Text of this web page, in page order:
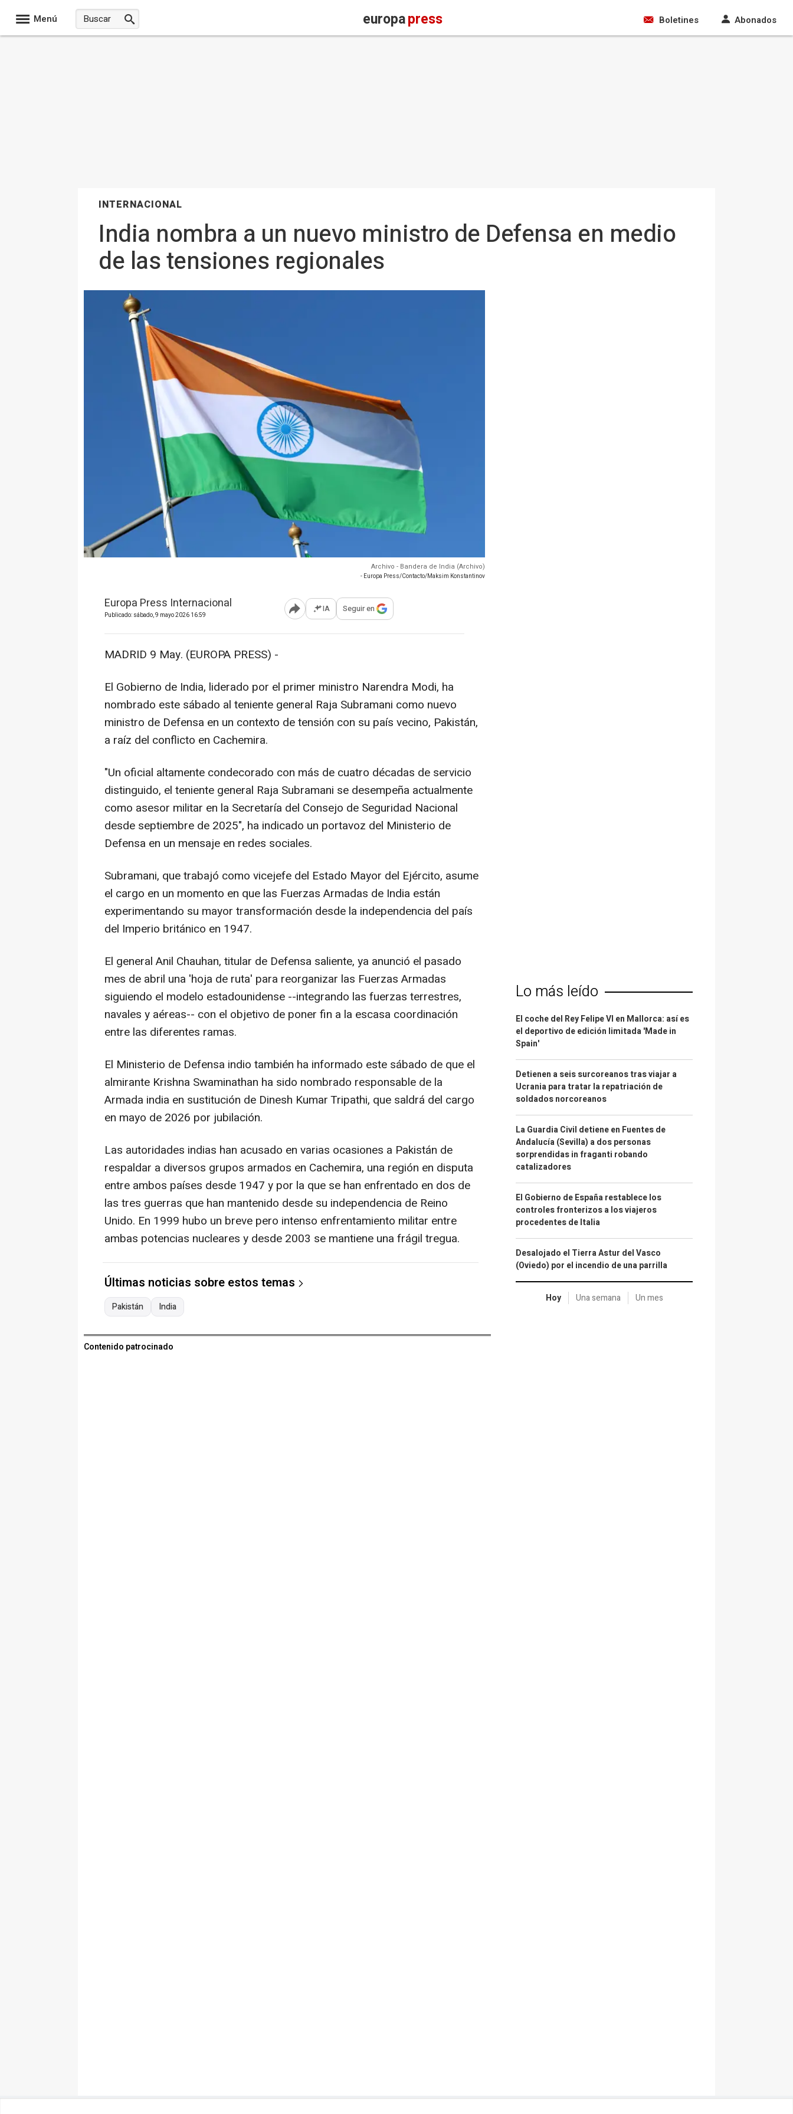
Menú europapress Boletines Abonados
INTERNACIONAL
India nombra a un nuevo ministro de Defensa en medio
de las tensiones regionales
Archivo - Bandera de India (Archivo)
- Europa Press/Contacto/Maksim Konstantinov
Europa Press Internacional
Publicado: sábado, 9 mayo 2026 16:59 Abrir opciones para compartir
IA Seguir en
MADRID 9 May. (EUROPA PRESS) -
El Gobierno de India, liderado por el primer ministro Narendra Modi, ha
nombrado este sábado al teniente general Raja Subramani como nuevo
ministro de Defensa en un contexto de tensión con su país vecino, Pakistán,
a raíz del conflicto en Cachemira.
"Un oficial altamente condecorado con más de cuatro décadas de servicio
distinguido, el teniente general Raja Subramani se desempeña actualmente
como asesor militar en la Secretaría del Consejo de Seguridad Nacional
desde septiembre de 2025", ha indicado un portavoz del Ministerio de
Defensa en un mensaje en redes sociales.
Subramani, que trabajó como vicejefe del Estado Mayor del Ejército, asume
el cargo en un momento en que las Fuerzas Armadas de India están
experimentando su mayor transformación desde la independencia del país
del Imperio británico en 1947.
El general Anil Chauhan, titular de Defensa saliente, ya anunció el pasado
mes de abril una 'hoja de ruta' para reorganizar las Fuerzas Armadas
siguiendo el modelo estadounidense --integrando las fuerzas terrestres,
navales y aéreas-- con el objetivo de poner fin a la escasa coordinación
entre las diferentes ramas.
El Ministerio de Defensa indio también ha informado este sábado de que el
almirante Krishna Swaminathan ha sido nombrado responsable de la
Armada india en sustitución de Dinesh Kumar Tripathi, que saldrá del cargo
en mayo de 2026 por jubilación.
Las autoridades indias han acusado en varias ocasiones a Pakistán de
respaldar a diversos grupos armados en Cachemira, una región en disputa
entre ambos países desde 1947 y por la que se han enfrentado en dos de
las tres guerras que han mantenido desde su independencia de Reino
Unido. En 1999 hubo un breve pero intenso enfrentamiento militar entre
ambas potencias nucleares y desde 2003 se mantiene una frágil tregua.
Últimas noticias sobre estos temas
Pakistán India
Contenido patrocinado
Lo más leído
El coche del Rey Felipe VI en Mallorca: así es
el deportivo de edición limitada 'Made in
Spain'
Detienen a seis surcoreanos tras viajar a
Ucrania para tratar la repatriación de
soldados norcoreanos
La Guardia Civil detiene en Fuentes de
Andalucía (Sevilla) a dos personas
sorprendidas in fraganti robando
catalizadores
El Gobierno de España restablece los
controles fronterizos a los viajeros
procedentes de Italia
Desalojado el Tierra Astur del Vasco
(Oviedo) por el incendio de una parrilla
Hoy Una semana Un mes